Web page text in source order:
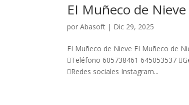
EI Muñeco de Nieve
porAbasoft | Dic 29, 2025
EI Muñeco de Nieve EI Muñeco de
Teléfono 605738461 645053537
Redes sociales Instagram...